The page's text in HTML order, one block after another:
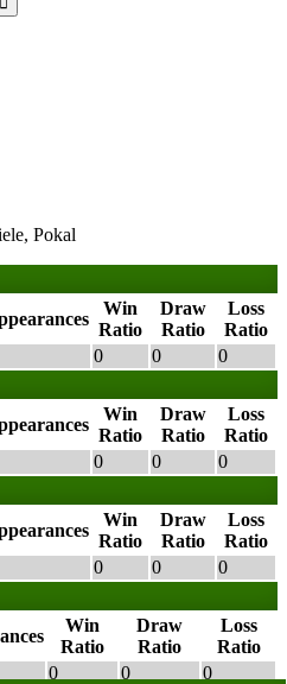
Pokal
Win
Ratio
Draw
Ratio
Loss
Ratio
0 0 0
Win
Ratio
Draw
Ratio
Loss
Ratio
0 0 0
Win
Ratio
Draw
Ratio
Loss
Ratio
0 0 0
Win
Ratio
Draw
Ratio
Loss
Ratio
0 0 0